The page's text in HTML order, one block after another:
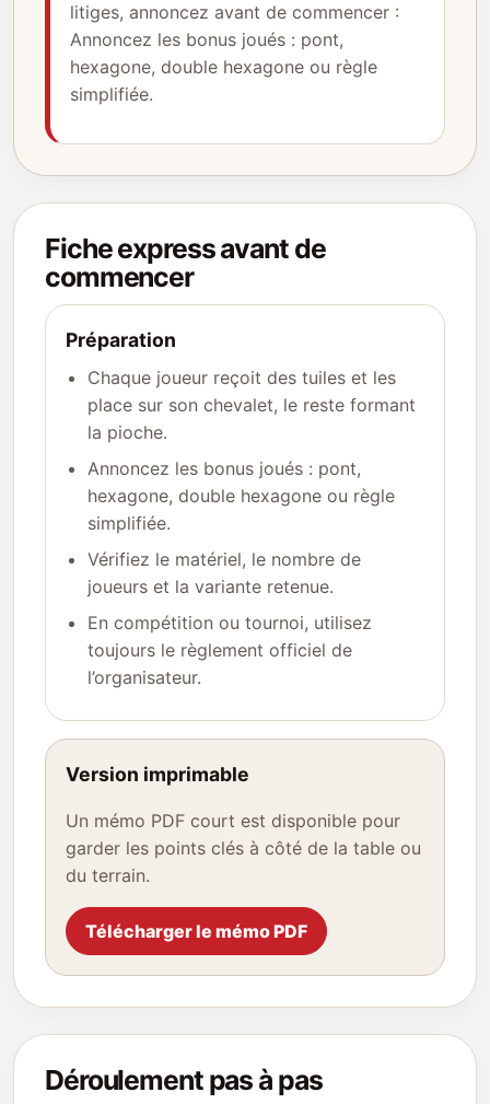
litiges, annoncez avant de commencer :
Annoncez les bonus joués : pont,
hexagone, double hexagone ou règle
simplifiée.
Fiche express avant de
commencer
Préparation
Chaque joueur reçoit des tuiles et les
place sur son chevalet, le reste formant
la pioche.
Annoncez les bonus joués : pont,
hexagone, double hexagone ou règle
simplifiée.
Vérifiez le matériel, le nombre de
joueurs et la variante retenue.
En compétition ou tournoi, utilisez
toujours le règlement officiel de
l’organisateur.
Version imprimable
Un mémo PDF court est disponible pour
garder les points clés à côté de la table ou
du terrain.
Télécharger le mémo PDF
Déroulement pas à pas